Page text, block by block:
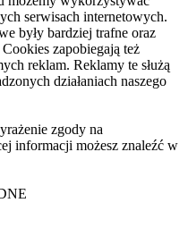
serwisach internetowych.
były bardziej trafne oraz
zapobiegają też
reklam. Reklamy te służą
działaniach naszego
zgody na
informacji możesz znaleźć w